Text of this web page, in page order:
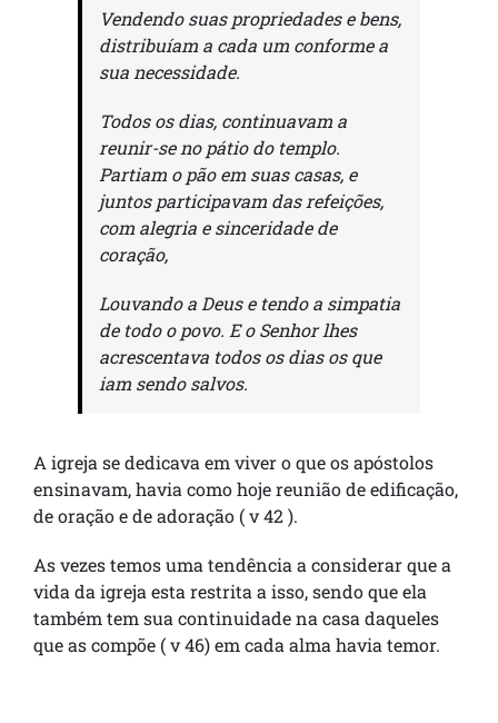
Vendendo suas propriedades e bens,
distribuíam a cada um conforme a
sua necessidade.
Todos os dias, continuavam a
reunir-se no pátio do templo.
Partiam o pão em suas casas, e
juntos participavam das refeições,
com alegria e sinceridade de
coração,
Louvando a Deus e tendo a simpatia
de todo o povo. E o Senhor lhes
acrescentava todos os dias os que
iam sendo salvos.
A igreja se dedicava em viver o que os apóstolos
ensinavam, havia como hoje reunião de edificação,
de oração e de adoração ( v 42 ).
As vezes temos uma tendência a considerar que a
vida da igreja esta restrita a isso, sendo que ela
também tem sua continuidade na casa daqueles
que as compõe ( v 46) em cada alma havia temor.